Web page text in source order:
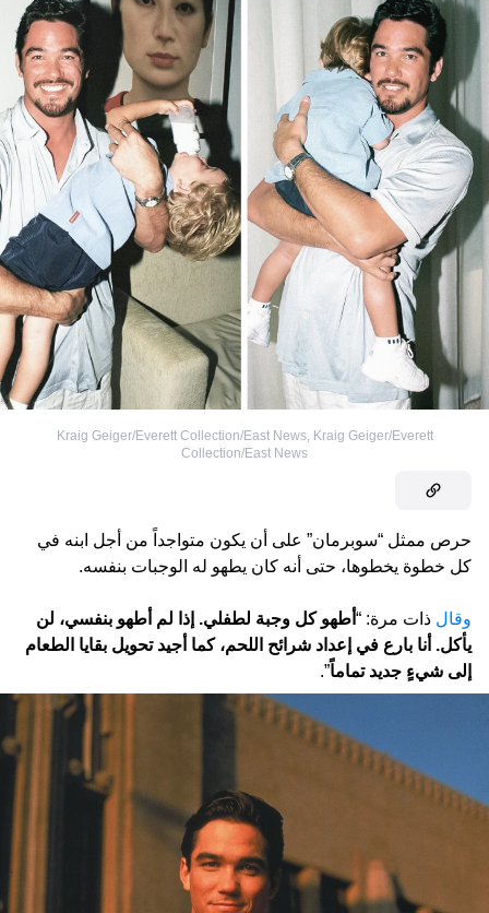
Kraig Geiger/Everett Collection/East News, Kraig Geiger/Everett
Collection/East News
حرص ممثل “سوبرمان” على أن يكون متواجداً من أجل ابنه في
كل خطوة يخطوها، حتى أنه كان يطهو له الوجبات بنفسه.
وقال ذات مرة: “ أطهو كل وجبة لطفلي. إذا لم أطهو بنفسي، لن
يأكل. أنا بارع في إعداد شرائح اللحم، كما أجيد تحويل بقايا الطعام
إلى شيءٍ جديد تماماً”.